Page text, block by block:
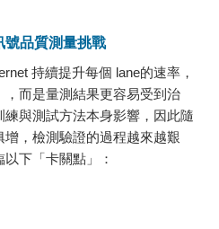
品質測量挑戰
持續提升每個 lane的速率，
而是量測結果更容易受到治
與測試方法本身影響，因此隨
，檢測驗證的過程越來越艱
下「卡關點」：